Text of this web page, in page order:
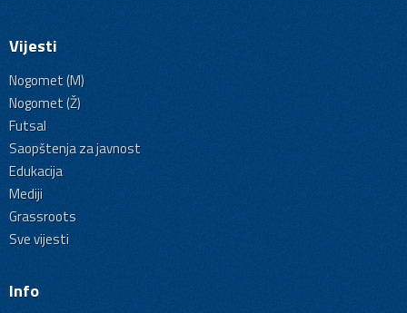
Vijesti
Nogomet (M)
Nogomet (Ž)
Futsal
Saopštenja za javnost
Edukacija
Mediji
Grassroots
Sve vijesti
Info